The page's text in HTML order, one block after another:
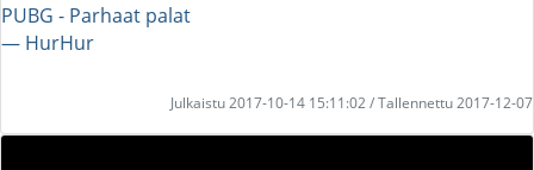
PUBG - Parhaat palat
― HurHur
Julkaistu 2017-10-14 15:11:02 / Tallennettu 2017-12-07